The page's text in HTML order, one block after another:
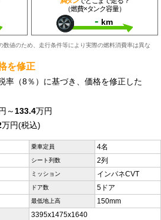
（燃費×タンク容量）
- km
値のため、走行条件等により実際の燃料消費率は異な
を修正
率（8％）に基づき、価格を修正した
～133.4万円
万円(税込)
乗車定員 4名
シート列数 2列
ミッション インパネCVT
ドア数 5ドア
最低地上高 150mm
3395x1475x1640